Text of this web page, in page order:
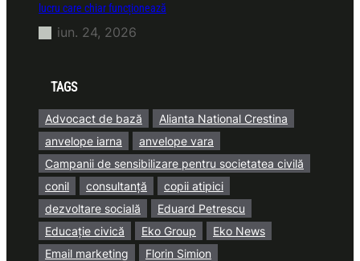
lucru care chiar funcționează
iun. 24, 2026
TAGS
Advocact de bază
Alianta National Crestina
anvelope iarna
anvelope vara
Campanii de sensibilizare pentru societatea civilă
conil
consultanță
copii atipici
dezvoltare socială
Eduard Petrescu
Educație civică
Eko Group
Eko News
Email marketing
Florin Simion